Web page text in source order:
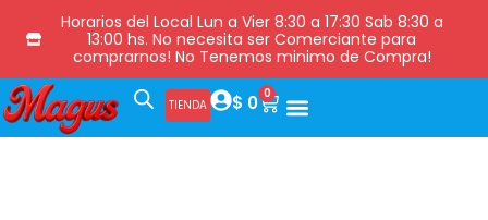
Horarios del Local Lun a Vier 8:30 a 17:30 Sab 8:30 a
13:00 hs. No necesita ser Comerciante para
comprarnos! No Tenemos minimo de Compra!
TIENDA $ 0 0